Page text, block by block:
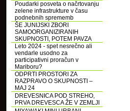
Poudarki posveta o načrtovanju
zelene infrastrukture v času
podnebnih sprememb
ŠE JUNIJSKI ZBORI
SAMOORGANIZIRANIH
SKUPNOSTI, POTEM PAVZA
Leto 2024 - spet nesrečno ali
vendarle usodno za
participativni proračun v
Mariboru?
ODPRTI PROSTORI ZA
RAZPRAVO O SKUPNOSTI –
MAJ 24
DREVESNICA POD STREHO,
PRVA DREVESCA ŽE V ZEMLJI